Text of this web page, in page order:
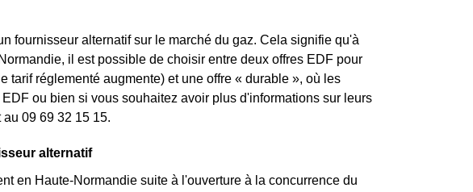
fournisseur alternatif sur le marché du gaz. Cela signifie qu'à
il est possible de choisir entre deux offres EDF pour
tarif réglementé augmente) et une offre « durable », où les
ou bien si vous souhaitez avoir plus d'informations sur leurs
09 69 32 15 15.
alternatif
en Haute-Normandie suite à l'ouverture à la concurrence du